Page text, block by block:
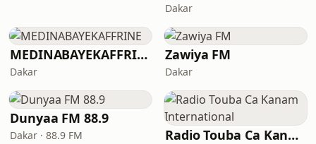
Dakar
MEDINABAYEKAFFRINE
Dakar
Zawiya FM
Dakar
Dunyaa FM 88.9
Dakar · 88.9 FM Radio Touba Ca Kanam International